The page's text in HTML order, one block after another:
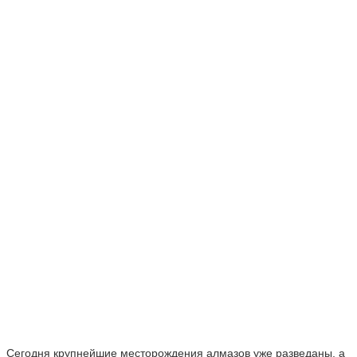
Сегодня крупнейшие месторождения алмазов уже разведаны, а